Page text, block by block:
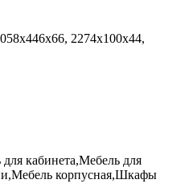
2274x100x44,
кабинета,Мебель для
корпусная,Шкафы